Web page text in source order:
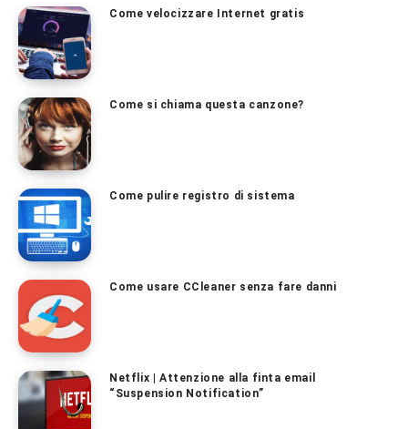
Come velocizzare Internet gratis
Come si chiama questa canzone?
Come pulire registro di sistema
Come usare CCleaner senza fare danni
Netflix | Attenzione alla finta email
“Suspension Notification”